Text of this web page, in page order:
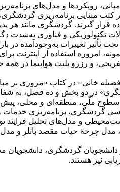
رویکردها و مدل‌های
کتب مبنایی برنامه‌ریزی
قرار گیرند. گردشگری مانند هر
تکنولوژیکی و فناوری
تأثیر تغییرات به‌وجود‌آمده در
امروزه استفاده از اینترنت
و رزرو بلیت هواپیما در همه
خانی» در کتاب «مروری بر
در دو بخش و ده فصل، به
ملّی، منطقه‌ای و محلی،
گردشگری، برنامه‌ریزی خدمات
و مدل‌های تحلیل فرایند
مدل چرخۀ حیات مقصد باتلر و
دانشجویان گردشگری، دانشجویان
نیز هستند.